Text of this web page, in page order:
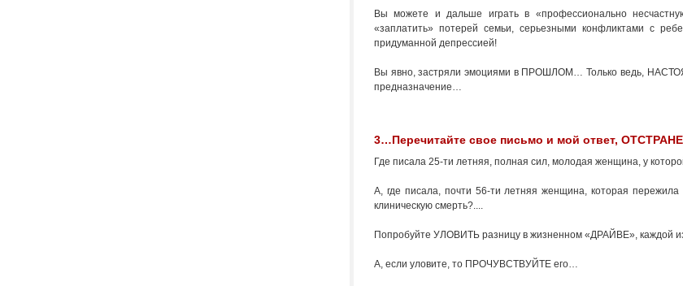
Вы можете и дальше играть в «профессионально
«заплатить» потерей семьи, серьезными конфликтами с
придуманной депрессией!
Вы явно, застряли эмоциями в ПРОШЛОМ… Только ведь,
предназначение…
3…Перечитайте свое письмо и мой ответ,
Где писала 25-ти летняя, полная сил, молодая женщина, у
А, где писала, почти 56-ти летняя женщина, которая
клиническую смерть?....
Попробуйте УЛОВИТЬ разницу в жизненном «ДРАЙВЕ», каждой
А, если уловите, то ПРОЧУВСТВУЙТЕ его…